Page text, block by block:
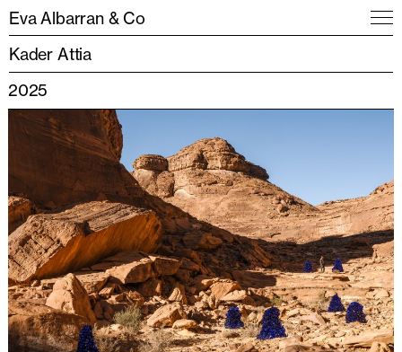
Eva Albarran & Co
Kader Attia
2025